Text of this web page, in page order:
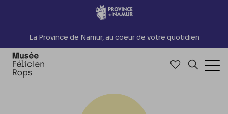
Accèder directement au contenu
La Province de Namur, au coeur de votre quotidien
Accéder à